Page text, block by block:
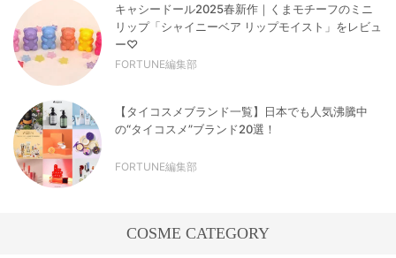
キャシードール2025春新作｜くまモチーフのミニ
リップ「シャイニーベア リップモイスト」をレビュ
ー♡
FORTUNE編集部
【タイコスメブランド一覧】日本でも人気沸騰中
の“タイコスメ”ブランド20選！
FORTUNE編集部
COSME CATEGORY